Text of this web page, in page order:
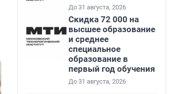
До 31 августа, 2026
Скидка 72 000 на
высшее образование
и среднее
специальное
образование в
первый год обучения
До 31 августа, 2026